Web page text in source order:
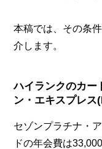
本稿では、その条
介します。
ハイランクのカー
ン・エキスプレス
セゾンプラチナ・
ドの年会費は